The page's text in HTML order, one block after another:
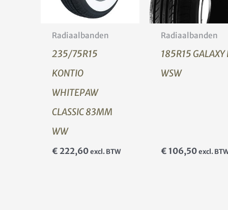
Radiaalbanden
235/75R15
KONTIO
WHITEPAW
CLASSIC 83MM
WW
€ 222,60 excl. BTW
Radiaalbanden
185R15 GALAXY
WSW
€ 106,50 excl.